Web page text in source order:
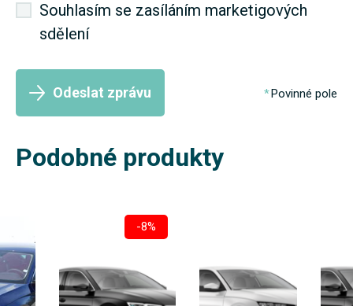
Souhlasím se zasíláním marketigových
sdělení
Odeslat zprávu Povinné pole
Podobné produkty
-8%